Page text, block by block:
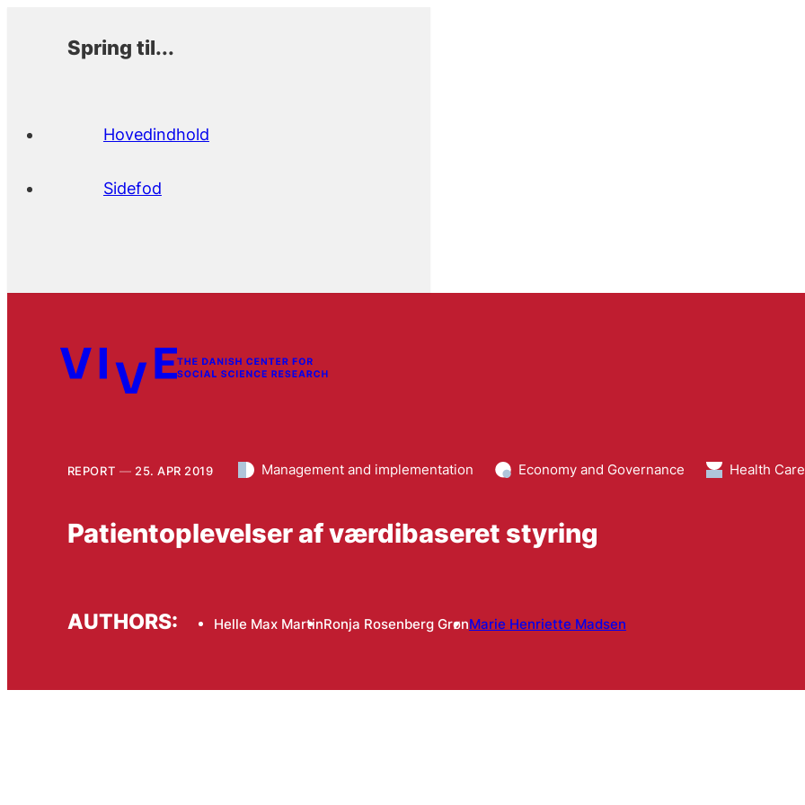
Spring til...
Hovedindhold
Sidefod
REPORT 25. APR 2019 Management and implementation Economy and Governance Health Care
Patientoplevelser af værdibaseret styring
AUTHORS: Helle Max MartinRonja Rosenberg GrønMarie Henriette Madsen